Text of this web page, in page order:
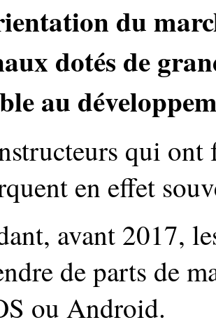
du
dotés de
au
qui
en effet
avant 2017,
de parts de
ou Android.